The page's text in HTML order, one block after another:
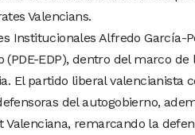
Valencians.
Institucionales Alfredo
(PDE-EDP), dentro del marco
El partido liberal
del autogobierno,
remarcando la